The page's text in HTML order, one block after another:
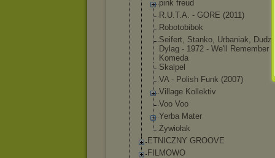
pink freud
R.U.T.A. - GORE (2011)
Robotobibok
Seifert, Stanko, Urbaniak,
Dylag - 1972 - We'll Remember
Komeda
Skalpel
VA - Polish Funk (2007)
Village Kollektiv
Voo Voo
Yerba Mater
Żywiołak
ETNICZNY GROOVE
FILMOWO